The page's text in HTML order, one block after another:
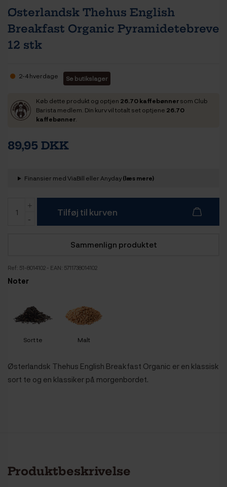
Østerlandsk Thehus English
Breakfast Organic Pyramidetebreve
12 stk
2-4 hverdage Se butikslager
Køb dette produkt og optjen 26.70 kaffebønnersom Club
Barista medlem. Din kurv vil totalt set optjene 26.70
kaffebønner
89,95 DKK
Finansier med ViaBill eller Anyday(læs mere)
Tilføj til kurven
Sammenlign produktet
Ref: 51-8014102 - EAN: 5711738014102
Noter
Sort te Malt
Østerlandsk Thehus English Breakfast Organic er en klassisk
sort te og en klassiker på morgenbordet.
Produktbeskrivelse